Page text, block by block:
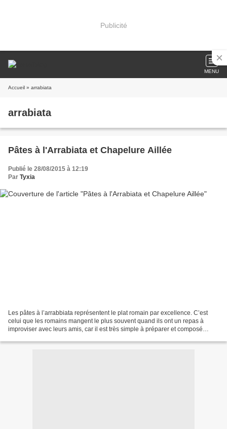
Publicité
MENU
Accueil » arrabiata
arrabiata
Pâtes à l'Arrabiata et Chapelure Aillée
Publié le 28/08/2015 à 12:19
Par Tyxia
Les pâtes à l’arrabbiata représentent le plat romain par excellence. C’est
celui que les romains mangent le plus souvent quand ils ont un repas à
improviser avec leurs amis, car il est très simple à préparer et composé